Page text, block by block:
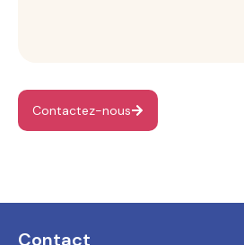
Contactez-nous
Contact